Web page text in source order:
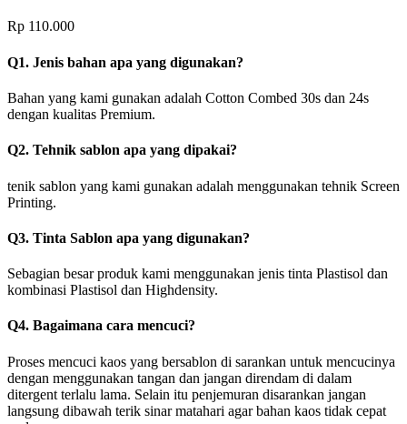
Rp 110.000
Q1. Jenis bahan apa yang digunakan?
Bahan yang kami gunakan adalah Cotton Combed 30s dan 24s
dengan kualitas Premium.
Q2. Tehnik sablon apa yang dipakai?
tenik sablon yang kami gunakan adalah menggunakan tehnik Screen
Printing.
Q3. Tinta Sablon apa yang digunakan?
Sebagian besar produk kami menggunakan jenis tinta Plastisol dan
kombinasi Plastisol dan Highdensity.
Q4. Bagaimana cara mencuci?
Proses mencuci kaos yang bersablon di sarankan untuk mencucinya
dengan menggunakan tangan dan jangan direndam di dalam
ditergent terlalu lama. Selain itu penjemuran disarankan jangan
langsung dibawah terik sinar matahari agar bahan kaos tidak cepat